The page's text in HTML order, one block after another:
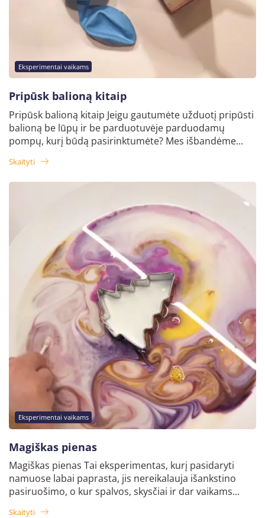
Eksperimentai vaikams
Pripūsk balioną kitaip
Pripūsk balioną kitaip Jeigu gautumėte užduotį pripūsti
balioną be lūpų ir be parduotuvėje parduodamų
pompų, kurį būdą pasirinktumėte? Mes išbandėme...
Skaityti
Eksperimentai vaikams
Magiškas pienas
Magiškas pienas Tai eksperimentas, kurį pasidaryti
namuose labai paprasta, jis nereikalauja išankstino
pasiruošimo, o kur spalvos, skysčiai ir dar vaikams...
Skaityti